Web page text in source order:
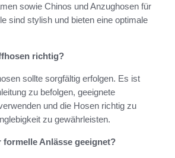
sowie Chinos und Anzughosen für
sind stylish und bieten eine optimale
richtig?
sollte sorgfältig erfolgen. Es ist
zu befolgen, geeignete
und die Hosen richtig zu
zu gewährleisten.
Anlässe geeignet?